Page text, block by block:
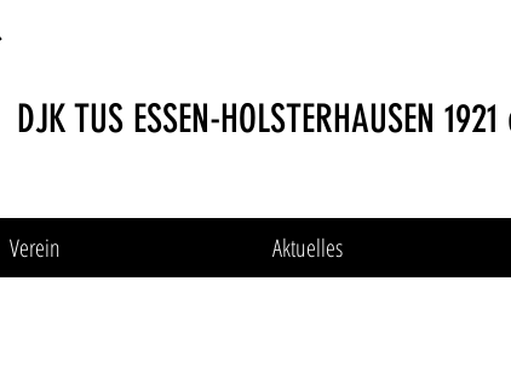
DJK TUS ESSEN-HOLSTERHAUSEN 1921
Verein Aktuelles